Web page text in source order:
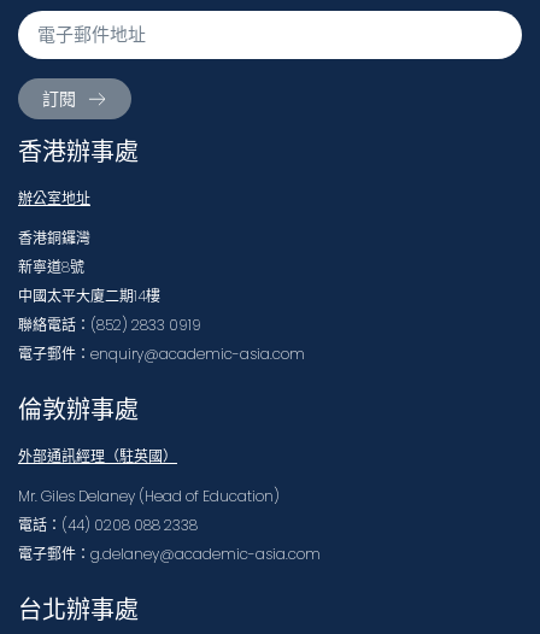
訂閱
香港辦事處
辦公室地址
香港銅鑼灣
新寧道8號
中國太平大廈二期14樓
聯絡電話：(852) 2833 0919
電子郵件：enquiry@academic-asia.com
倫敦辦事處
外部通訊經理（駐英國）
Mr. Giles Delaney (Head of Education)
電話：(44) 0208 088 2338
電子郵件：g.delaney@academic-asia.com
台北辦事處